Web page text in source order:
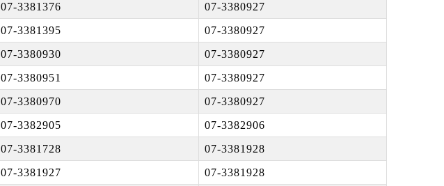
07-3381376
07-3380927
07-3381395
07-3380927
07-3380930
07-3380927
07-3380951
07-3380927
07-3380970
07-3380927
07-3382905
07-3382906
07-3381728
07-3381928
07-3381927
07-3381928